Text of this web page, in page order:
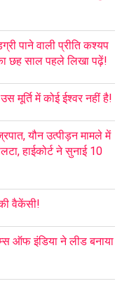
पाने वाली प्रीति कश्यप
छह साल पहले लिखा पढ़ें!
मूर्ति में कोई ईश्वर नहीं है!
यौन उत्पीड़न मामले में
हाईकोर्ट ने सुनाई 10
वैकेंसी!
ऑफ इंडिया ने लीड बनाया